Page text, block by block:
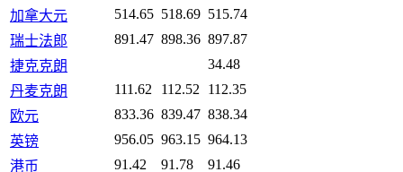
加拿大元
514.65 518.69 515.74
瑞士法郎
891.47 898.36 897.87
捷克克朗
34.48
丹麦克朗
111.62 112.52
112.35
欧元
833.36 839.47 838.34
英镑
956.05 963.15 964.13
港币
91.42 91.78
91.46